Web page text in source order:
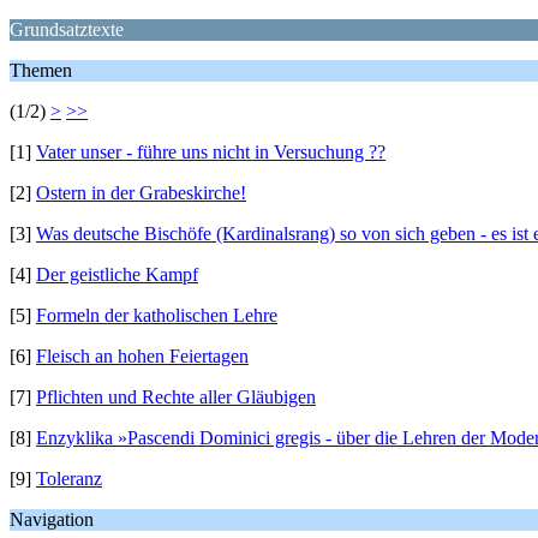
Grundsatztexte
Themen
(1/2) > >>
[1] Vater unser - führe uns nicht in Versuchung ??
[2] Ostern in der Grabeskirche!
[3] Was deutsche Bischöfe (Kardinalsrang) so von sich geben - es ist
[4] Der geistliche Kampf
[5] Formeln der katholischen Lehre
[6] Fleisch an hohen Feiertagen
[7] Pflichten und Rechte aller Gläubigen
[8] Enzyklika »Pascendi Dominici gregis - über die Lehren der
[9] Toleranz
Navigation